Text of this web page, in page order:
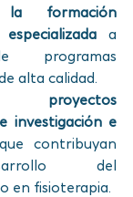
la formación
a
programas
alta calidad.
proyectos
investigación e
que contribuyan
del
en fisioterapia.